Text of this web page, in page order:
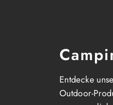
Entdecke
Outdoor-